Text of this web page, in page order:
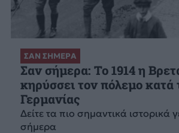
ΣΑΝ ΣΗΜΕΡΑ
Σαν σήμερα: Το 1914 η
κηρύσσει τον πόλεμο κατά
Γερμανίας
Δείτε τα πιο σημαντικά ιστορικά
σήμερα